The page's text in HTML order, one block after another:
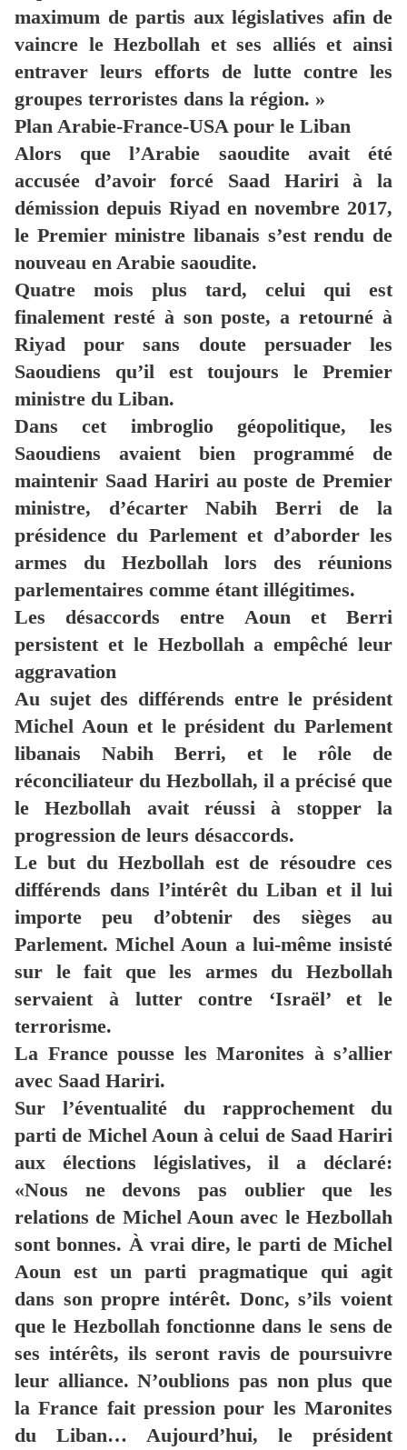
maximum de partis aux législatives afin de
vaincre le Hezbollah et ses alliés et ainsi
entraver leurs efforts de lutte contre les
groupes terroristes dans la région. »
Plan Arabie-France-USA pour le Liban
Alors que l’Arabie saoudite avait été
accusée d’avoir forcé Saad Hariri à la
démission depuis Riyad en novembre 2017,
le Premier ministre libanais s’est rendu de
nouveau en Arabie saoudite.
Quatre mois plus tard, celui qui est
finalement resté à son poste, a retourné à
Riyad pour sans doute persuader les
Saoudiens qu’il est toujours le Premier
ministre du Liban.
Dans cet imbroglio géopolitique, les
Saoudiens avaient bien programmé de
maintenir Saad Hariri au poste de Premier
ministre, d’écarter Nabih Berri de la
présidence du Parlement et d’aborder les
armes du Hezbollah lors des réunions
parlementaires comme étant illégitimes.
Les désaccords entre Aoun et Berri
persistent et le Hezbollah a empêché leur
aggravation
Au sujet des différends entre le président
Michel Aoun et le président du Parlement
libanais Nabih Berri, et le rôle de
réconciliateur du Hezbollah, il a précisé que
le Hezbollah avait réussi à stopper la
progression de leurs désaccords.
Le but du Hezbollah est de résoudre ces
différends dans l’intérêt du Liban et il lui
importe peu d’obtenir des sièges au
Parlement. Michel Aoun a lui-même insisté
sur le fait que les armes du Hezbollah
servaient à lutter contre ‘Israël’ et le
terrorisme.
La France pousse les Maronites à s’allier
avec Saad Hariri.
Sur l’éventualité du rapprochement du
parti de Michel Aoun à celui de Saad Hariri
aux élections législatives, il a déclaré:
«Nous ne devons pas oublier que les
relations de Michel Aoun avec le Hezbollah
sont bonnes. À vrai dire, le parti de Michel
Aoun est un parti pragmatique qui agit
dans son propre intérêt. Donc, s’ils voient
que le Hezbollah fonctionne dans le sens de
ses intérêts, ils seront ravis de poursuivre
leur alliance. N’oublions pas non plus que
la France fait pression pour les Maronites
du Liban… Aujourd’hui, le président